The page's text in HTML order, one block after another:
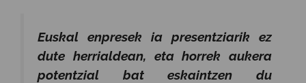
Euskal enpresek ia presentziarik ez
dute herrialdean, eta horrek aukera
potentzial bat eskaintzen du